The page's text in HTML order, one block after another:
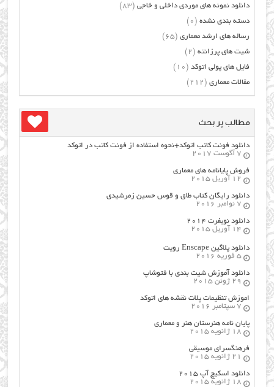
دانلود نمونه های موردی داخلی و خاجی (83)
دسته بندی نشده (0)
رساله های ارشد معماری (65)
شیت های پرزانته (2)
فایل های پولی اتوکد (10)
مقالات معماری (212)
مطالب پر بحث
دانلود فونت کاتب اتوکد+نحوه استفاده از فونت کاتب در اتوکد
7 آگوست 2017
فروش پایانامه های معماری
12 آوریل 2015
دانلود رایگان کتاب طاق و قوس حسین زمرشیدی
7 نوامبر 2016
دانلود نویفرت ۲۰۱۴
14 آوریل 2015
دانلود پلاگین Enscape رویت
5 فوریه 2016
دانلود آموزش شیت بندی با فتوشاپ
29 ژوئن 2015
اموزش تنظیمات پلات نقشه های اتوکد
7 سپتامبر 2016
پایان نامه هنرستان هنر و معماري
18 ژانویه 2015
فرهنگسراي موسيقي
21 ژانویه 2015
دانلود اسکیچ آپ ۲۰۱۵
18 ژانویه 2015